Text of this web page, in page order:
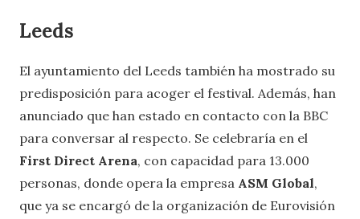
Leeds
El ayuntamiento del Leeds también ha mostrado su
predisposición para acoger el festival. Además, han
anunciado que han estado en contacto con la BBC
para conversar al respecto. Se celebraría en el
First Direct Arena, con capacidad para 13.000
personas, donde opera la empresa ASM Global,
que ya se encargó de la organización de Eurovisión